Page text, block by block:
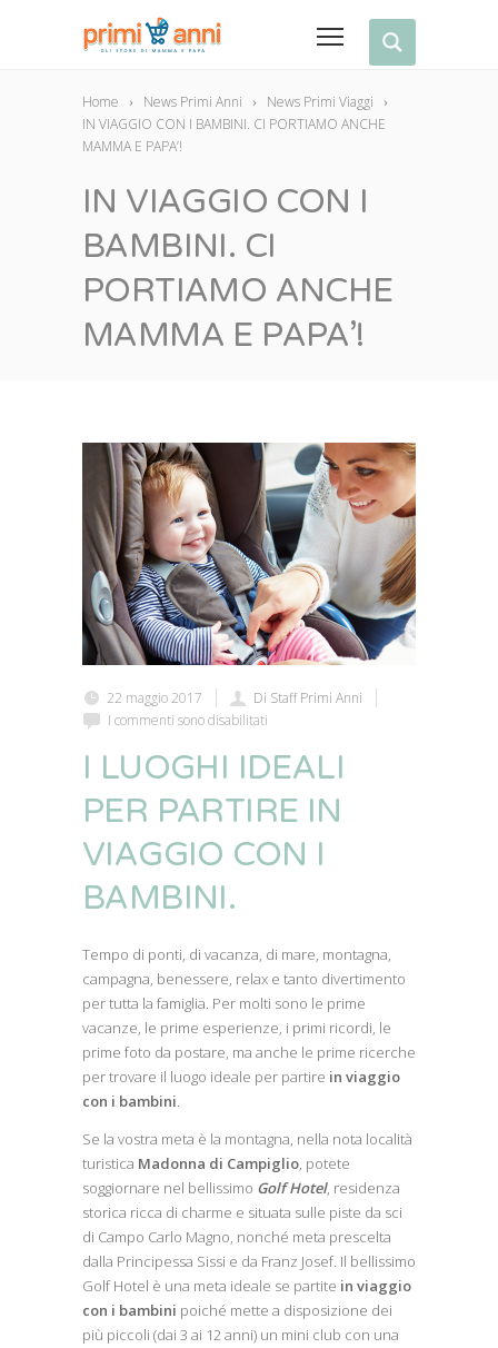
Home News Primi Anni
News Primi Viaggi
IN VIAGGIO CON I BAMBINI. CI PORTIAMO ANCHE
MAMMA E PAPA’!
IN VIAGGIO CON I
BAMBINI. CI
PORTIAMO ANCHE
MAMMA E PAPA’!
22 maggio 2017
Di Staff Primi Anni
I commenti sono disabilitati
I LUOGHI IDEALI
PER PARTIRE IN
VIAGGIO CON I
BAMBINI.
Tempo di ponti, di vacanza, di mare, montagna,
campagna, benessere, relax e tanto divertimento
per tutta la famiglia. Per molti sono le prime
vacanze, le prime esperienze, i primi ricordi, le
prime foto da postare, ma anche le prime ricerche
per trovare il luogo ideale per partire in viaggio
con i bambini.
Se la vostra meta è la montagna, nella nota località
turistica Madonna di Campiglio, potete
soggiornare nel bellissimo Golf Hotel, residenza
storica ricca di charme e situata sulle piste da sci
di Campo Carlo Magno, nonché meta prescelta
dalla Principessa Sissi e da Franz Josef. Il bellissimo
Golf Hotel è una meta ideale se partite in viaggio
con i bambini poiché mette a disposizione dei
più piccoli (dai 3 ai 12 anni) un mini club con una